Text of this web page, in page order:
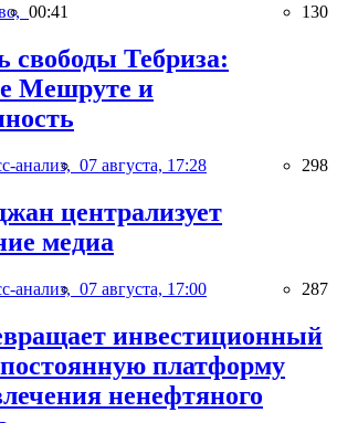
00:41 130
свободы Тебриза:
Мешруте и
анализ, 07 августа, 17:28 298
централизует
медиа
анализ, 07 августа, 17:00 287
инвестиционный
платформу
ненефтяного